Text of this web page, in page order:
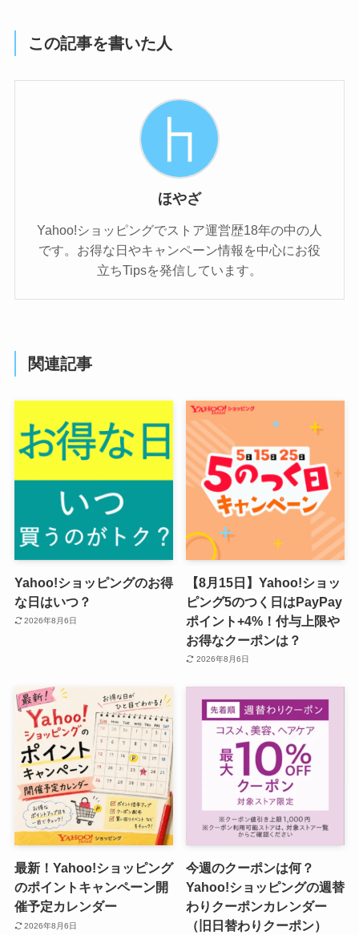
この記事を書いた人
ほやざ
Yahoo!ショッピングでストア運営歴18年の中の人
です。お得な日やキャンペーン情報を中心にお役
立ちTipsを発信しています。
関連記事
Yahoo!ショッピングのお得
な日はいつ？
2026年8月6日
【8月15日】Yahoo!ショッ
ピング5のつく日はPayPay
ポイント+4%！付与上限や
お得なクーポンは？
2026年8月6日
最新！Yahoo!ショッピング
のポイントキャンペーン開
催予定カレンダー
2026年8月6日
今週のクーポンは何？
Yahoo!ショッピングの週替
わりクーポンカレンダー
（旧日替わりクーポン）